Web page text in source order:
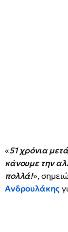
«51 χρόνια
κάνουμε την
πολλά!»,
Ανδρουλάκης